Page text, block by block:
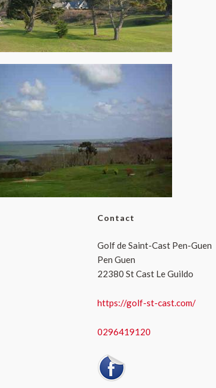
Contact
Golf de Saint-Cast Pen-Guen
Pen Guen
22380 St Cast Le Guildo
https://golf-st-cast.com/
0296419120